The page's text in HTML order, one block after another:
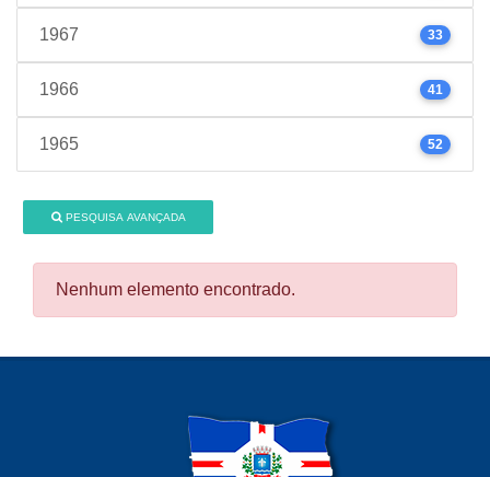
1967 33
1966 41
1965 52
PESQUISA AVANÇADA
Nenhum elemento encontrado.